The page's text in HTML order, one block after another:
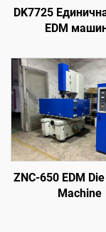
DK7725
EDM
ZNC-650 EDM
Machine